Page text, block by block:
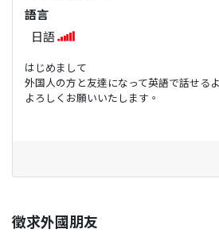
語言
日語
はじめまして
外国人の方と友達になって英語で話せる
よろしくお願いいたします。
徵求外國朋友